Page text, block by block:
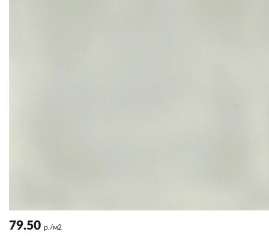
79.50 р./м2